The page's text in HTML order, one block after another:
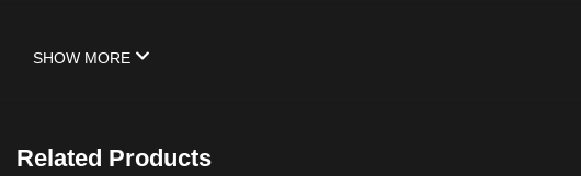
SHOW MORE
Related Products